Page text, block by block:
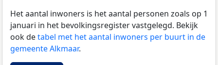
Het aantal inwoners is het aantal personen zoals op 1
januari in het bevolkingsregister vastgelegd. Bekijk
ook detabel met het aantal inwoners per buurt in de
gemeente Alkmaar.